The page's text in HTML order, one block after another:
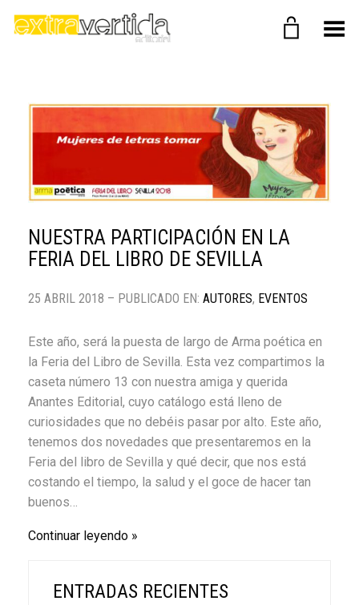
Menú
NUESTRA PARTICIPACIÓN EN LA
FERIA DEL LIBRO DE SEVILLA
25 ABRIL 2018 – PUBLICADO EN: AUTORES, EVENTOS
Este año, será la puesta de largo de Arma poética en
la Feria del Libro de Sevilla. Esta vez compartimos la
caseta número 13 con nuestra amiga y querida
Anantes Editorial, cuyo catálogo está lleno de
curiosidades que no debéis pasar por alto. Este año,
tenemos dos novedades que presentaremos en la
Feria del libro de Sevilla y qué decir, que nos está
costando el tiempo, la salud y el goce de hacer tan
buenos…
Continuar leyendo
ENTRADAS RECIENTES